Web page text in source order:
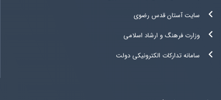
سایت آستان قدس رضوی
وزارت فرهنگ و ارشاد اسلامی
سامانه تدارکات الکترونیکی دولت